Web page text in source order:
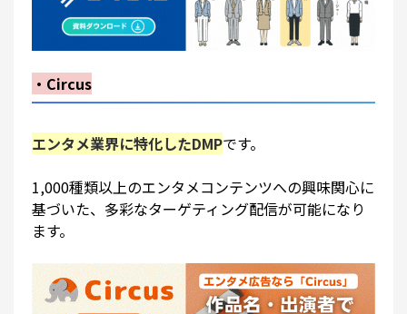
・Circus
エンタメ業界に特化したDMPです。
1,000種類以上のエンタメコンテンツへの興味関心に
基づいた、多彩なターゲティング配信が可能になり
ます。